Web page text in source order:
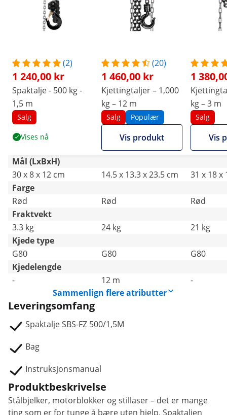
(2)
1 240,00 kr
Spaktalje - 500 kg -
1,5 m
Salg
Vises nå
(20)
1 460,00 kr
Kjettingtaljer – 1,000
kg – 12 m
Salg Populær
Vis produkt
1
kg – 3 m
Salg
Vis
Mål (LxBxH)
30 x 8 x 12 cm
14.5 x 13.3 x 23.5 cm
31 x 18 x
Farge
Rød
Rød
Rød
Fraktvekt
3.3 kg
24 kg
21 kg
Kjede type
G80
G80
G80
Kjedelengde
-
12 m
-
Sammenlign flere atributter
Leveringsomfang
Spaktalje SBS-FZ 500/1,5M
Bag
Instruksjonsmanual
Produktbeskrivelse
Stålbjelker, motorblokker og stillaser – det er mange
ting som er for tunge å bære uten hjelp. Spaktaljen